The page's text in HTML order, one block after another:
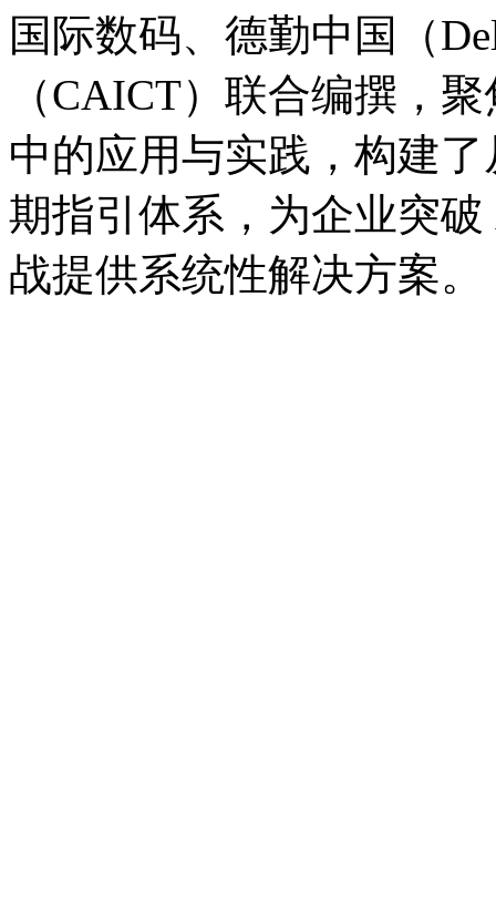
国际数码、德勤中国
（CAICT）联合编撰
中的应用与实践，构
期指引体系，为企业突
战提供系统性解决方案。